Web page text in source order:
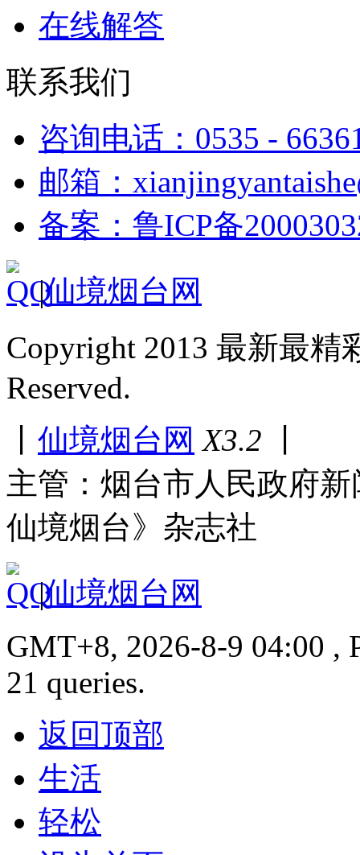
在线解答
联系我们
咨询电话：0535 -
邮箱：
备案：鲁ICP备
|仙境烟台网
Copyright 2013 最新最
Reserved.
仙境烟台网 X3.2
主管：烟台市人民政府
仙境烟台》杂志社
|仙境烟台网
GMT+8, 2026-8-9 04:00 ,
21 queries.
返回顶部
生活
轻松